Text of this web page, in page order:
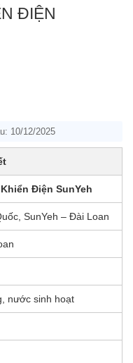
ĐIỆN
10/12/2025
Điện SunYeh
SunYeh – Đài Loan
nước sinh hoạt